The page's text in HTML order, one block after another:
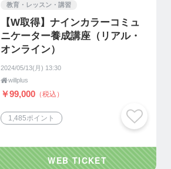
教育・レッスン・講習
【W取得】ナインカラーコミュ
ニケーター養成講座（リアル・
オンライン）
2024/05/13(月) 13:30
willplus
￥99,000 （税込）
1,485ポイント